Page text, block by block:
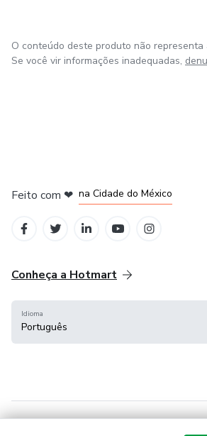
O conteúdo deste produto não representa
Se você vir informações inadequadas,
Feito com ❤ na Cidade do México
Conheça a Hotmart
Idioma
Português